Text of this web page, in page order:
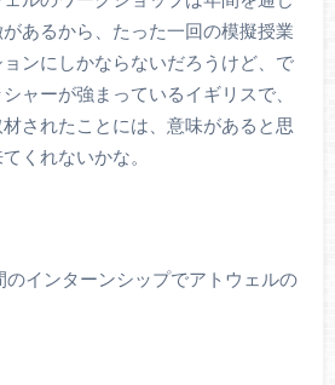
あるから、たった一回の模擬授業
ンにしかならないだろうけど、で
ャーが強まっているイギリスで、
されたことには、意味があると思
くれないかな。
インターンシップでアトウェルの